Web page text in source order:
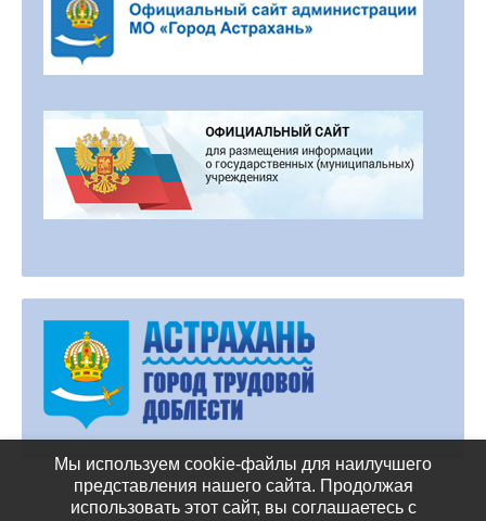
Мы используем cookie-файлы для наилучшего
представления нашего сайта. Продолжая
использовать этот сайт, вы соглашаетесь с